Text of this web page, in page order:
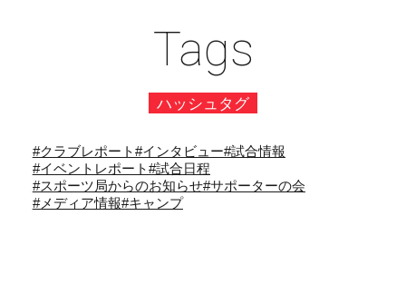
REPORT
Tags
ハッシュタグ
#クラブレポート#インタビュー#試合情報
#イベントレポート#試合日程
#スポーツ局からのお知らせ#サポーターの会
#メディア情報#キャンプ